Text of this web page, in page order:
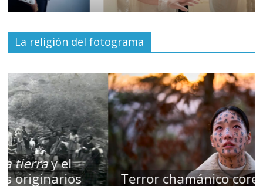
La religión del fotograma
Terror chamánico coreano